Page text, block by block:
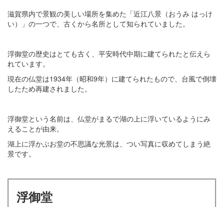
滋賀県内で景観の美しい場所を集めた「近江八景（おうみ はっけ
い）」の一つで、古くから名所として知られていました。
浮御堂の歴史はとても古く、平安時代中期に建てられたと伝えら
れています。
現在の仏堂は1934年（昭和9年）に建てられたもので、台風で倒壊
したため再建されました。
浮御堂という名前は、仏堂がまるで湖の上に浮いているようにみ
えることが由来。
湖上に浮かぶお堂の不思議な光景は、つい写真に収めてしまう絶
景です。
浮御堂